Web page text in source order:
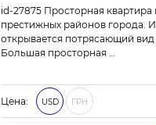
id-27875 Просторная
престижных районов города.
открывается потрясающий
Большая просторная …
Цена: USD ГРН